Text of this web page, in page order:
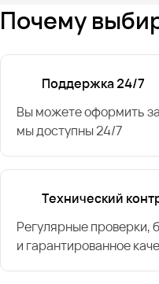
Почему
Поддержка 24/7
Вы можете оформить
мы доступны 24/7
Технический
Регулярные проверки,
и гарантированное